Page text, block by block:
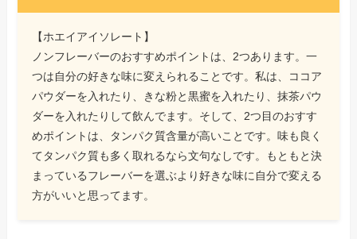
【ホエイアイソレート】
ノンフレーバーのおすすめポイントは、2つあります。一
つは自分の好きな味に変えられることです。私は、ココア
パウダーを入れたり、きな粉と黒蜜を入れたり、抹茶パウ
ダーを入れたりして飲んでます。そして、2つ目のおすす
めポイントは、タンパク質含量が高いことです。味も良く
てタンパク質も多く取れるなら文句なしです。もともと決
まっているフレーバーを選ぶより好きな味に自分で変える
方がいいと思ってます。